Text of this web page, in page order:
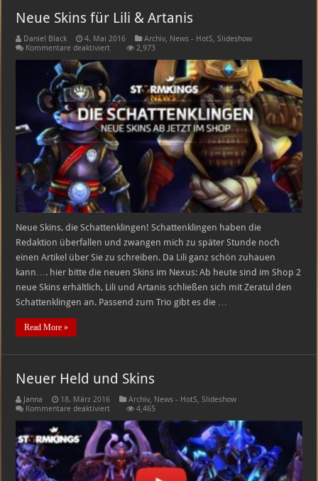
Neue Skins für Lili & Artanis
Daniel Black 4. Mai 2016 Archiv, News - HotS,Slideshow
Kommentare deaktiviertfür
&
Artanis
2,973
Neue Skins, die Schattenklingen! Schattenklingen haben die
Redaktion überfallen und zwangen mich zu später Stunde noch
einen Artikel über Sie zu schreiben. Da Lili ganz schön zuhauen
kann…. hier bitte die neuen Skins im Nexus: Ab heute sind im Shop 2
neue Skins erhältlich, Lili und Artanis schließen sich mit Zeratul den
Schattenklingen an. Passend zum Trio gibt es die …
Read More »
Neuer Held und Skins
Janna 18. März 2016 Archiv, News - HotS,Slideshow
Kommentare deaktiviertfür
Held
und
Skins
4,465